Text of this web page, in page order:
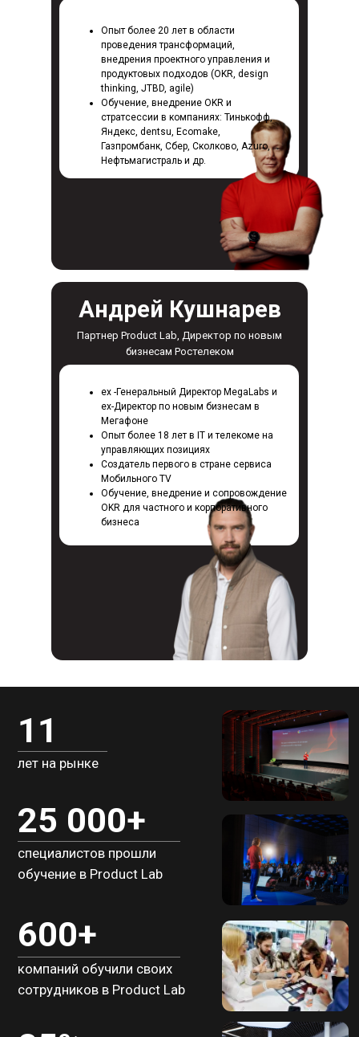
Опыт более 20 лет в области
проведения трансформаций,
внедрения проектного управления и
продуктовых подходов (OKR, design
thinking, JTBD, agile)
Обучение, внедрение OKR и
стратсессии в компаниях: Тинькофф,
Яндекс, dentsu, Ecomake,
Газпромбанк, Сбер, Сколково, Azuro,
Нефтьмагистраль и др.
ex -Генеральный Директор MegaLabs и
ex-Директор по новым бизнесам в
Мегафоне
Опыт более 18 лет в IT и телекоме на
управляющих позициях
Создатель первого в стране сервиса
Мобильного TV
Обучение, внедрение и сопровождение
OKR для частного и корпоративного
бизнеса
Партнер Product Lab, Директор по новым
бизнесам Ростелеком
Андрей Кушнарев
25 000+
специалистов прошли
обучение в Product Lab
компаний обучили своих
сотрудников в Product Lab
Product Lab